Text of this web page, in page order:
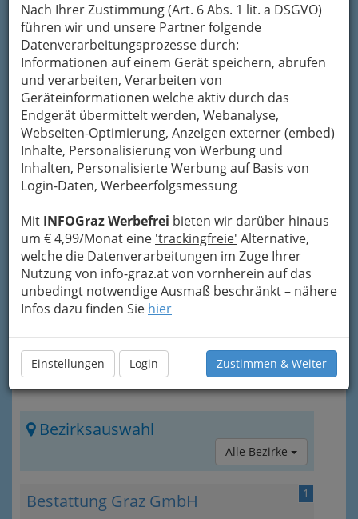
Nach Ihrer Zustimmung (Art. 6 Abs. 1 lit. a DSGVO)
führen wir und unsere Partner folgende
Datenverarbeitungsprozesse durch:
Informationen auf einem Gerät speichern, abrufen
und verarbeiten, Verarbeiten von
Geräteinformationen welche aktiv durch das
Endgerät übermittelt werden, Webanalyse,
Webseiten-Optimierung, Anzeigen externer (embed)
Inhalte, Personalisierung von Werbung und
Inhalten, Personalisierte Werbung auf Basis von
Login-Daten, Werbeerfolgsmessung
Mit INFOGraz Werbefrei bieten wir darüber hinaus
um € 4,99/Monat eine 'trackingfreie' Alternative,
welche die Datenverarbeitungen im Zuge Ihrer
Nutzung von info-graz.at von vornherein auf das
unbedingt notwendige Ausmaß beschränkt – nähere
Infos dazu finden Sie hier
Einstellungen Login Zustimmen & Weiter
Berühren, Sicherheit und Liebe: soziale Dienste sind
oft trivial.
Soziale Dienste, Pflegedienste, Betreuung,
Beratungsstellen und Einrichtungen in Graz und
Umgebung.
Soforthilfe und Notdienst.
Gemeinnützige Unternehmen zur Betreuung,
Förderung und Beratung behinderter
Ziel istChancengleichheit, Integration und
Selbstbestimmung.
Bezirksauswahl
Alle Bezirke
1
Bestattung Graz GmbH